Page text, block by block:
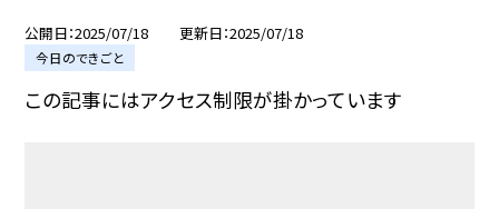
公開日 2025/07/18 更新日 2025/07/18
今日のできごと
この記事にはアクセス制限が掛かっています